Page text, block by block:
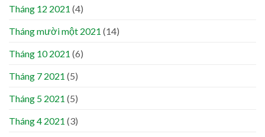
Tháng 12 2021 (4)
Tháng mười một 2021 (14)
Tháng 10 2021 (6)
Tháng 7 2021 (5)
Tháng 5 2021 (5)
Tháng 4 2021 (3)